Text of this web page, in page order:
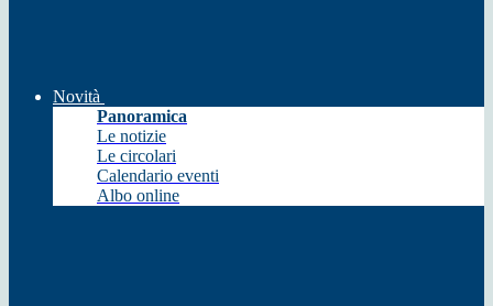
Novità
Panoramica
Le notizie
Le circolari
Calendario eventi
Albo online